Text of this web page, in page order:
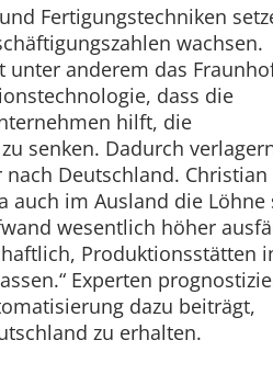
Fertigungstechniken
wachsen.
unter anderem das
dass die
hilft, die
senken. Dadurch
Deutschland. Christian
auch im Ausland die Löhne
wesentlich höher
Produktionsstätten
Experten
dazu beiträgt,
zu erhalten.